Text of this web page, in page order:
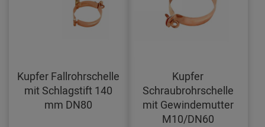
Kupfer Fallrohrschelle
mit Schlagstift 140
mm DN80
Kupfer
Schraubrohrschelle
mit Gewindemutter
M10/DN60